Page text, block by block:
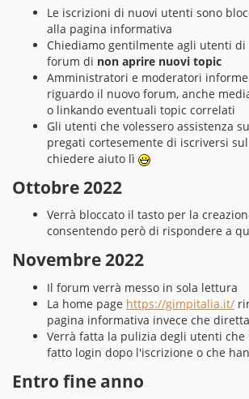
Le iscrizioni di nuovi utenti sono
alla pagina informativa
Chiediamo gentilmente agli utenti di
forum di non aprire nuovi topic
Amministratori e moderatori
riguardo il nuovo forum, anche
o linkando eventuali topic correlati
Gli utenti che volessero assistenza
pregati cortesemente di iscriversi
chiedere aiuto lì
Ottobre 2022
Verrà bloccato il tasto per la
consentendo però di rispondere a
Novembre 2022
Il forum verrà messo in sola lettura
La home page https://gimpitalia.it/
pagina informativa invece che
Verrà fatta la pulizia degli utenti che
fatto login dopo l'iscrizione o che
Entro fine anno